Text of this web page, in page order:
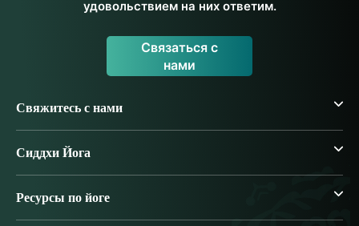
удовольствием на них ответим.
Связаться с
нами
Свяжитесь с нами
Сиддхи Йога
Ресурсы по йоге